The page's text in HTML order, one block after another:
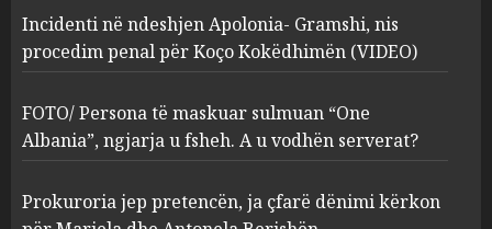
3
FOTO/ Persona të maskuar
sulmuan “One Albania”,
ngjarja u fsheh. A u vodhën
serverat?
Incidenti në ndeshjen Apolonia- Gramshi, nis
procedim penal për Koço Kokëdhimën (VIDEO)
FOTO/ Persona të maskuar sulmuan “One
Albania”, ngjarja u fsheh. A u vodhën serverat?
Prokuroria jep pretencën, ja çfarë dënimi kërkon